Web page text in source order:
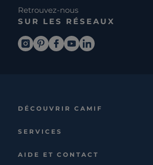
Retrouvez-nous
SUR LES RÉSEAUX
DÉCOUVRIR CAMIF
Nos collections
SERVICES
AIDE ET CONTACT